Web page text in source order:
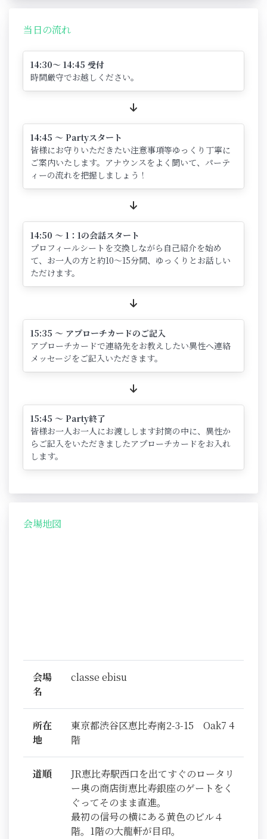
当日の流れ
14:30～ 14:45 受付
時間厳守でお越しください。
14:45 ～ Partyスタート
皆様にお守りいただきたい注意事項等ゆっくり丁寧に
ご案内いたします。アナウンスをよく聞いて、パーテ
ィーの流れを把握しましょう！
14:50 ～ 1：1の会話スタート
プロフィールシートを交換しながら自己紹介を始め
て、お一人の方と約10～15分間、ゆっくりとお話しい
ただけます。
15:35 ～ アプローチカードのご記入
アプローチカードで連絡先をお教えしたい異性へ連絡
メッセージをご記入いただきます。
15:45 ～ Party終了
皆様お一人お一人にお渡しします封筒の中に、異性か
らご記入をいただきましたアプローチカードをお入れ
します。
会場地図
会場
名
classe ebisu
所在
地
東京都渋谷区恵比寿南2-3-15 Oak7 4
階
道順
JR恵比寿駅西口を出てすぐのロータリ
ー奥の商店街恵比寿銀座のゲートをく
ぐってそのまま直進。
最初の信号の横にある黄色のビル４
階。1階の大龍軒が目印。